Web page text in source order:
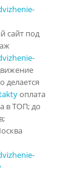
сайт под
делается
оплата
в ТОП; до